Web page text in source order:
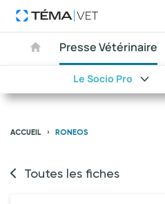
Presse Vétérinaire
Le Socio Pro
ACCUEIL RONEOS
Toutes les fiches